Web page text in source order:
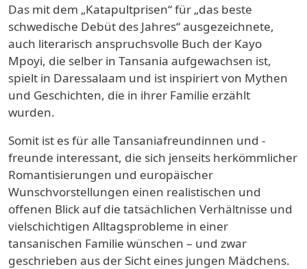
Das mit dem „Katapultprisen“ für „das beste
schwedische Debüt des Jahres“ ausgezeichnete,
auch literarisch anspruchsvolle Buch der Kayo
Mpoyi, die selber in Tansania aufgewachsen ist,
spielt in Daressalaam und ist inspiriert von Mythen
und Geschichten, die in ihrer Familie erzählt
wurden.
Somit ist es für alle Tansaniafreundinnen und -
freunde interessant, die sich jenseits herkömmlicher
Romantisierungen und europäischer
Wunschvorstellungen einen realistischen und
offenen Blick auf die tatsächlichen Verhältnisse und
vielschichtigen Alltagsprobleme in einer
tansanischen Familie wünschen – und zwar
geschrieben aus der Sicht eines jungen Mädchens.